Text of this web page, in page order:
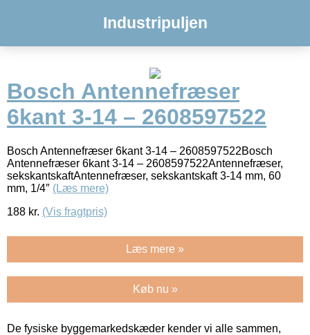
Industripuljen
Bosch Antennefræser
6kant 3-14 – 2608597522
Bosch Antennefræser 6kant 3-14 – 2608597522Bosch
Antennefræser 6kant 3-14 – 2608597522Antennefræser,
sekskantskaftAntennefræser, sekskantskaft 3-14 mm, 60
mm, 1/4″ (Læs mere)
188 kr. (Vis fragtpris)
Læs mere »
Køb nu »
De fysiske byggemarkedskæder kender vi alle sammen,